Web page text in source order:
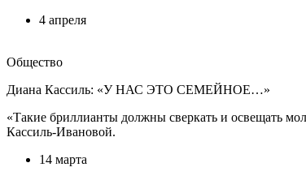
4 апреля
Общество
Диана Кассиль: «У НАС ЭТО СЕМЕЙНОЕ…»
«Такие бриллианты должны сверкать и освещать
Кассиль-Ивановой.
14 марта